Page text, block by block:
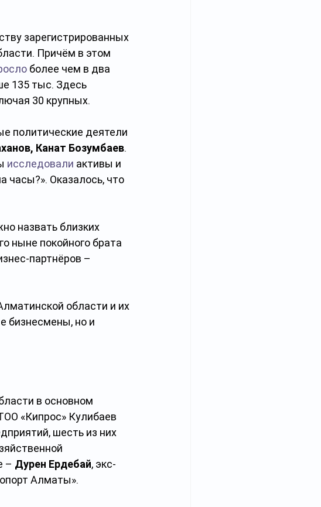
зарегистрированных
Причём в этом
более чем в два
135 тыс. Здесь
30 крупных.
политические деятели
Канат Бозумбаев.
исследовали активы и
часы?». Оказалось, что
назвать близких
ныне покойного брата
партнёров –
области и их
бизнесмены, но и
в основном
«Кипрос» Кулибаев
шесть из них
– Дәурен Ердебай, экс-
Алматы».